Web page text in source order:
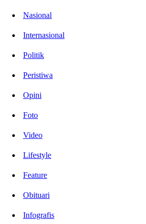
Nasional
Internasional
Politik
Peristiwa
Opini
Foto
Video
Lifestyle
Feature
Obituari
Infografis